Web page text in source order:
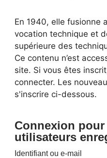
En 1940, elle fusionne
vocation technique et
supérieure des
Ce contenu n’est
site. Si vous êtes
connecter. Les
s'inscrire ci-dessous.
Connexion pour
utilisateurs
Identifiant ou e-mail